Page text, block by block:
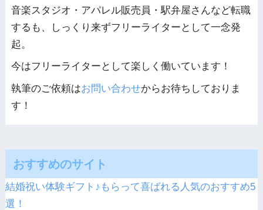
音楽スタジオ・アパレル販売員・駅弁屋さんなど転職
するも、しっくり来ずフリーライターとして一念発
起。
今はフリーライターとして楽しく働いています！
執筆のご依頼はお問い合わせからお待ちしておりま
す！
おすすめのサイト
結婚祝い体験ギフト♪もらって喜ばれる人気のおすすめ5
選！